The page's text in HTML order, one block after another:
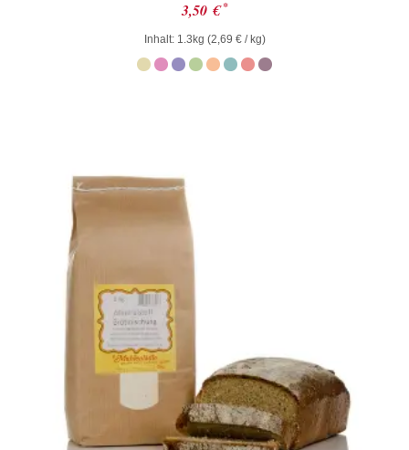
Bewertet
mit
0
von
5
3,50 € *
Inhalt: 1.3kg (2,69 €/ kg)